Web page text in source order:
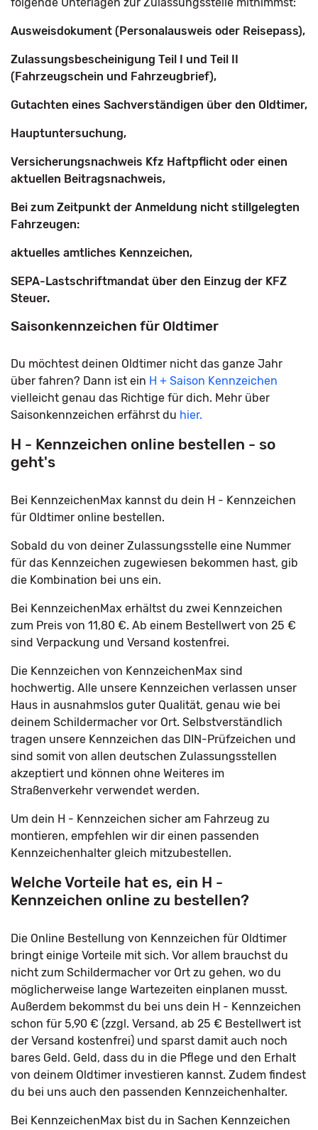
Ausweisdokument (Personalausweis oder Reisepass),
Zulassungsbescheinigung Teil I und Teil II
(Fahrzeugschein und Fahrzeugbrief),
Gutachten eines Sachverständigen über den Oldtimer,
Hauptuntersuchung,
Versicherungsnachweis Kfz Haftpflicht oder einen
aktuellen Beitragsnachweis,
Bei zum Zeitpunkt der Anmeldung nicht stillgelegten
Fahrzeugen:
aktuelles amtliches Kennzeichen,
SEPA-Lastschriftmandat über den Einzug der KFZ
Steuer.
Saisonkennzeichen für Oldtimer
Du möchtest deinen Oldtimer nicht das ganze Jahr
über fahren? Dann ist ein H + Saison Kennzeichen
vielleicht genau das Richtige für dich. Mehr über
Saisonkennzeichen erfährst du hier.
H - Kennzeichen online bestellen - so
geht's
Bei KennzeichenMax kannst du dein H - Kennzeichen
für Oldtimer online bestellen.
Sobald du von deiner Zulassungsstelle eine Nummer
für das Kennzeichen zugewiesen bekommen hast, gib
die Kombination bei uns ein.
Bei KennzeichenMax erhältst du zwei Kennzeichen
zum Preis von 11,80 €. Ab einem Bestellwert von 25 €
sind Verpackung und Versand kostenfrei.
Die Kennzeichen von KennzeichenMax sind
hochwertig. Alle unsere Kennzeichen verlassen unser
Haus in ausnahmslos guter Qualität, genau wie bei
deinem Schildermacher vor Ort. Selbstverständlich
tragen unsere Kennzeichen das DIN-Prüfzeichen und
sind somit von allen deutschen Zulassungsstellen
akzeptiert und können ohne Weiteres im
Straßenverkehr verwendet werden.
Um dein H - Kennzeichen sicher am Fahrzeug zu
montieren, empfehlen wir dir einen passenden
Kennzeichenhalter gleich mitzubestellen.
Welche Vorteile hat es, ein H -
Kennzeichen online zu bestellen?
Die Online Bestellung von Kennzeichen für Oldtimer
bringt einige Vorteile mit sich. Vor allem brauchst du
nicht zum Schildermacher vor Ort zu gehen, wo du
möglicherweise lange Wartezeiten einplanen musst.
Außerdem bekommst du bei uns dein H - Kennzeichen
schon für 5,90 € (zzgl. Versand, ab 25 € Bestellwert ist
der Versand kostenfrei) und sparst damit auch noch
bares Geld. Geld, dass du in die Pflege und den Erhalt
von deinem Oldtimer investieren kannst. Zudem findest
du bei uns auch den passenden Kennzeichenhalter.
Bei KennzeichenMax bist du in Sachen Kennzeichen